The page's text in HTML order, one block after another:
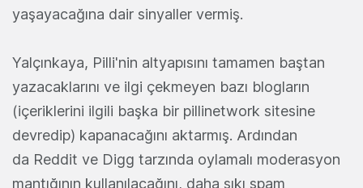
yaşayacağına dair sinyaller vermiş.
Yalçınkaya, Pilli'nin altyapısını tamamen baştan
yazacaklarını ve ilgi çekmeyen bazı blogların
(içeriklerini ilgili başka bir pillinetwork sitesine
devredip) kapanacağını aktarmış. Ardından
da Reddit ve Digg tarzında oylamalı moderasyon
mantığının kullanılacağını, daha sıkı spam